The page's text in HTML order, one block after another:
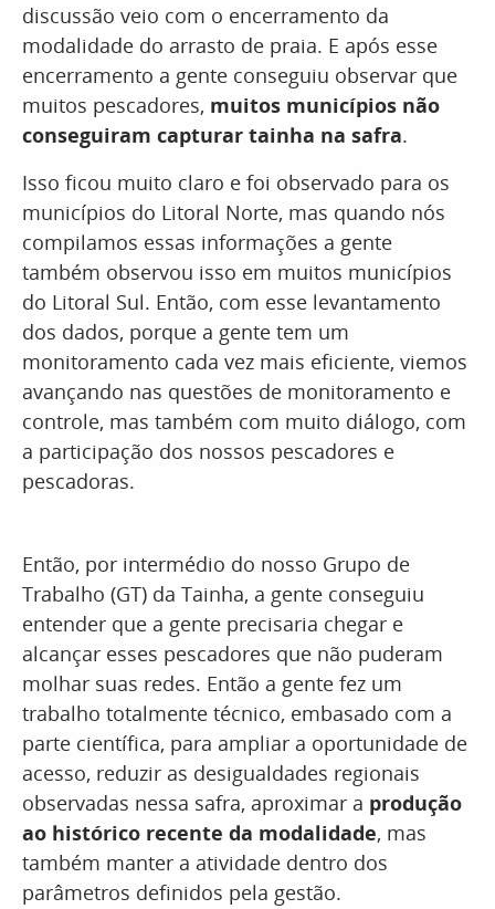
discussão veio com o encerramento da
modalidade do arrasto de praia. E após esse
encerramento a gente conseguiu observar que
muitos pescadores, muitos municípios não
conseguiram capturar tainha na safra.
Isso ficou muito claro e foi observado para os
municípios do Litoral Norte, mas quando nós
compilamos essas informações a gente
também observou isso em muitos municípios
do Litoral Sul. Então, com esse levantamento
dos dados, porque a gente tem um
monitoramento cada vez mais eficiente, viemos
avançando nas questões de monitoramento e
controle, mas também com muito diálogo, com
a participação dos nossos pescadores e
pescadoras.
Então, por intermédio do nosso Grupo de
Trabalho (GT) da Tainha, a gente conseguiu
entender que a gente precisaria chegar e
alcançar esses pescadores que não puderam
molhar suas redes. Então a gente fez um
trabalho totalmente técnico, embasado com a
parte científica, para ampliar a oportunidade de
acesso, reduzir as desigualdades regionais
observadas nessa safra, aproximar a produção
ao histórico recente da modalidade, mas
também manter a atividade dentro dos
parâmetros definidos pela gestão.